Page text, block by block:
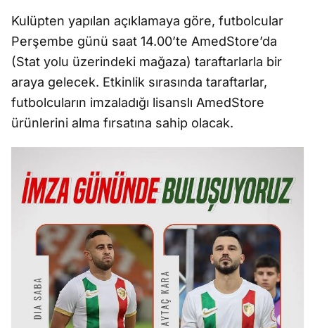
Kulüpten yapılan açıklamaya göre, futbolcular
Perşembe günü saat 14.00’te AmedStore’da
(Stat yolu üzerindeki mağaza) taraftarlarla bir
araya gelecek. Etkinlik sırasında taraftarlar,
futbolcuların imzaladığı lisanslı AmedStore
ürünlerini alma fırsatına sahip olacak.